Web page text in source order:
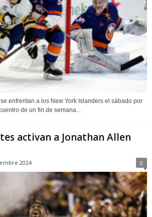
enfrentan a los New York Islanders el sábado por
de un fin de semana...
activan a Jonathan Allen
2024 0